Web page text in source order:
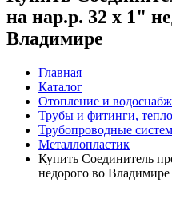
на нар.р. 32 х 1"
Владимире
Главная
Каталог
Отопление и
Трубы и фитинги,
Трубопроводные
Металлопластик
Купить Соединитель
недорого во Владимире